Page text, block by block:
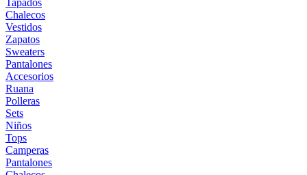
Tapados
Chalecos
Vestidos
Zapatos
Sweaters
Pantalones
Accesorios
Ruana
Polleras
Sets
Niños
Tops
Camperas
Pantalones